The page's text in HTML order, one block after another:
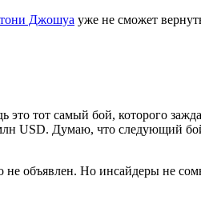
Джошуа уже не сможет
это тот самый бой, которого
USD. Думаю, что следующий
не объявлен. Но инсайдеры не